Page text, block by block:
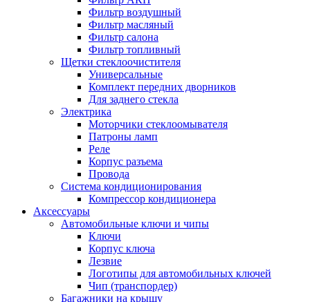
Фильтр воздушный
Фильтр масляный
Фильтр салона
Фильтр топливный
Щетки стеклоочистителя
Универсальные
Комплект передних дворников
Для заднего стекла
Электрика
Моторчики стеклоомывателя
Патроны ламп
Реле
Корпус разъема
Провода
Система кондиционирования
Компрессор кондиционера
Аксессуары
Автомобильные ключи и чипы
Ключи
Корпус ключа
Лезвие
Логотипы для автомобильных ключей
Чип (транспордер)
Багажники на крышу